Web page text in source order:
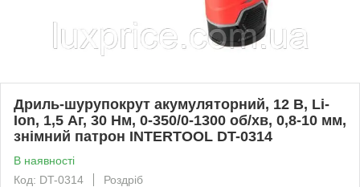
Дриль-шурупокрут акумуляторний, 12 В, Li-
Ion, 1,5 Аг, 30 Нм, 0-350/0-1300 об/хв, 0,8-10 мм,
знімний патрон INTERTOOL DT-0314
В наявності
Код: DT-0314
Роздріб